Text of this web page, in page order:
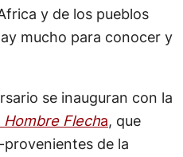
y de los pueblos
mucho para conocer y
se inauguran con la
Hombre Flecha, que
provenientes de la